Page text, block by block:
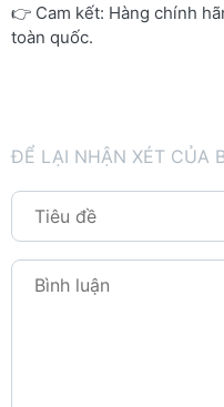
👉 Cam kết: Hàng chính
toàn quốc.
ĐỂ LẠI NHẬN XÉT CỦA